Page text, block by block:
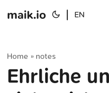
maik.io EN
Home » notes
Ehrliche